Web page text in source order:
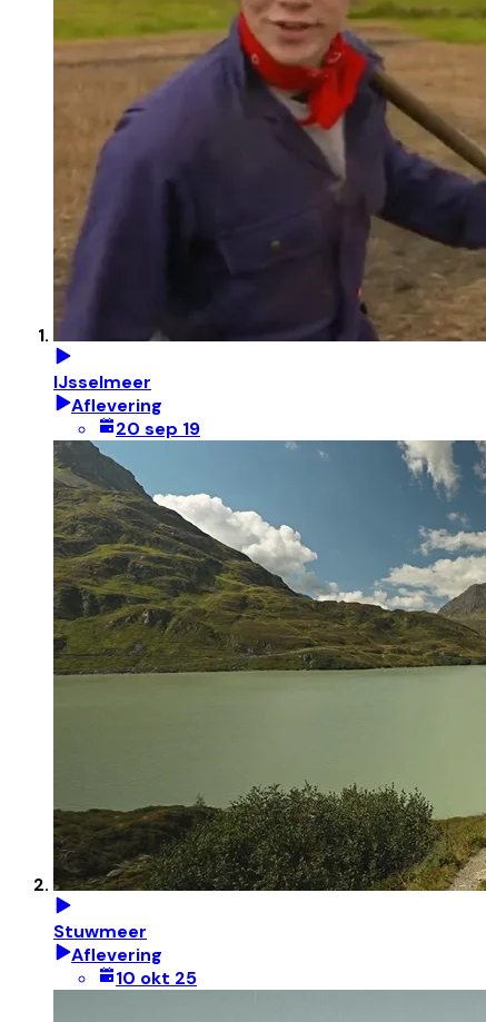
IJsselmeer
Aflevering
20 sep 19
Stuwmeer
Aflevering
10 okt 25